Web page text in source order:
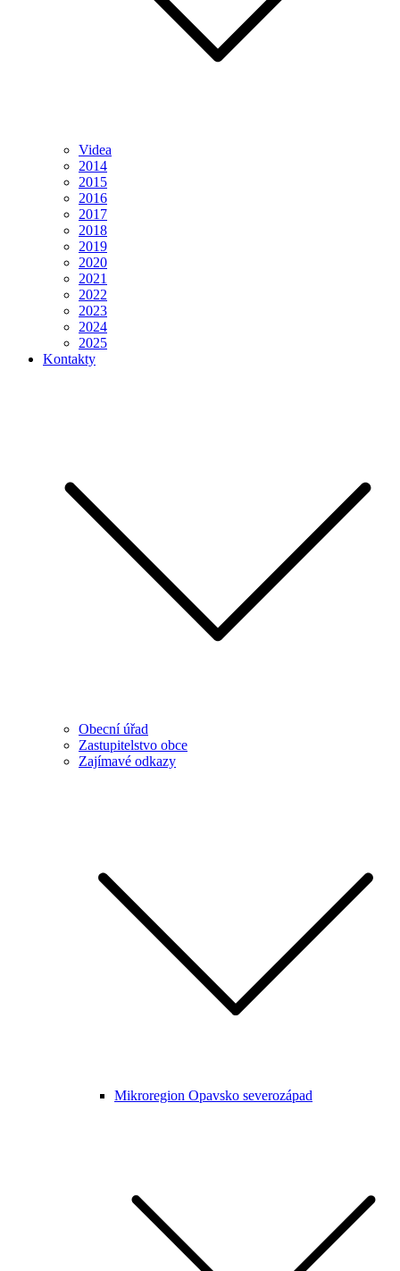
Videa
2014
2015
2016
2017
2018
2019
2020
2021
2022
2023
2024
2025
Kontakty
Obecní úřad
Zastupitelstvo obce
Zajímavé odkazy
Mikroregion Opavsko severozápad